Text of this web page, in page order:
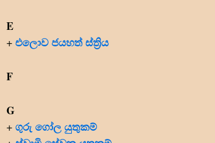
E
+ එලොව ජයහත් ස්ත්‍රිය
F
G
+ ගුරු ගෝල යුතුකම්